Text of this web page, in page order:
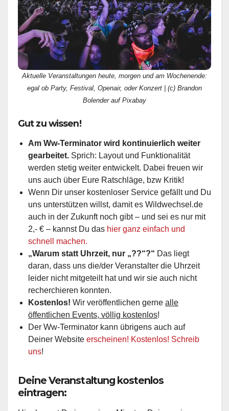
Aktuelle Veranstaltungen heute, morgen und am Wochenende:
egal ob Party, Festival, Openair, oder Konzert | (c) Brandon
Bolender auf Pixabay
Gut zu wissen!
Am Ww-Terminator wird kontinuierlich weiter
gearbeitet. Sprich: Layout und Funktionalität
werden stetig weiter entwickelt. Dabei freuen wir
uns auch über Eure Ratschläge, bzw Kritik!
Wenn Dir unser kostenloser Service gefällt und Du
uns unterstützen willst, damit es Wildwechsel.de
auch in der Zukunft noch gibt – und sei es nur mit
2,- € – kannst Du das hier ganz einfach und
schnell machen.
„Warum statt Uhrzeit, nur „??“?“ Das liegt
daran, dass uns die/der Veranstalter die Uhrzeit
leider nicht mitgeteilt hat und wir sie auch nicht
recherchieren konnten.
Kostenlos! Wir veröffentlichen gerne alle
öffentlichen Events, völlig kostenlos!
Der Ww-Terminator kann übrigens auch auf
Deiner Website erscheinen! Kostenlos! Schreib
uns!
Deine Veranstaltung kostenlos
eintragen: